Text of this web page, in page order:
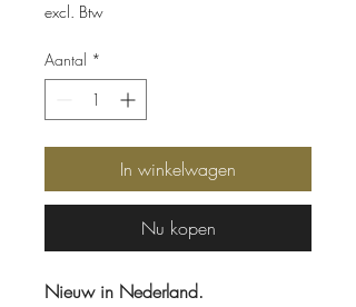
excl. Btw
Aantal *
In winkelwagen
Nu kopen
Nieuw in Nederland.